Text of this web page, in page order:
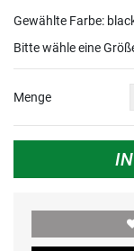
Gewählte Farbe:
Bitte wähle eine
Menge